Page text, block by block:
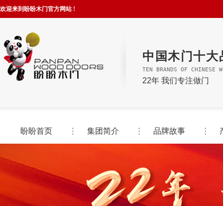
欢迎来到盼盼木门官方网站 !
中国木门十大
TEN BRANDS OF CHINESE
22年 我们专注做门
盼盼首页 集团简介 品牌故事